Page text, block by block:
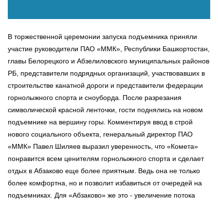
В торжественной церемонии запуска подъемника приняли
участие руководители ПАО «ММК», Республики Башкортостан,
главы Белорецкого и Абзелиловского муниципальных районов
РБ, представители подрядных организаций, участвовавших в
строительстве канатной дороги и представители федерации
горнолыжного спорта и сноуборда. После разрезания
символической красной ленточки, гости поднялись на новом
подъемнике на вершину горы. Комментируя ввод в строй
нового социального объекта, генеральный директор ПАО
«ММК» Павел Шиляев выразил уверенность, что «Комета»
понравится всем ценителям горнолыжного спорта и сделает
отдых в Абзаково еще более приятным. Ведь она не только
более комфортна, но и позволит избавиться от очередей на
подъемниках. Для «Абзаково» же это - увеличение потока